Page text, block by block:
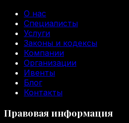
О нас
Специалисты
Услуги
Законы и кодексы
Компании
Организации
Ивенты
Блог
Контакты
Правовая информация